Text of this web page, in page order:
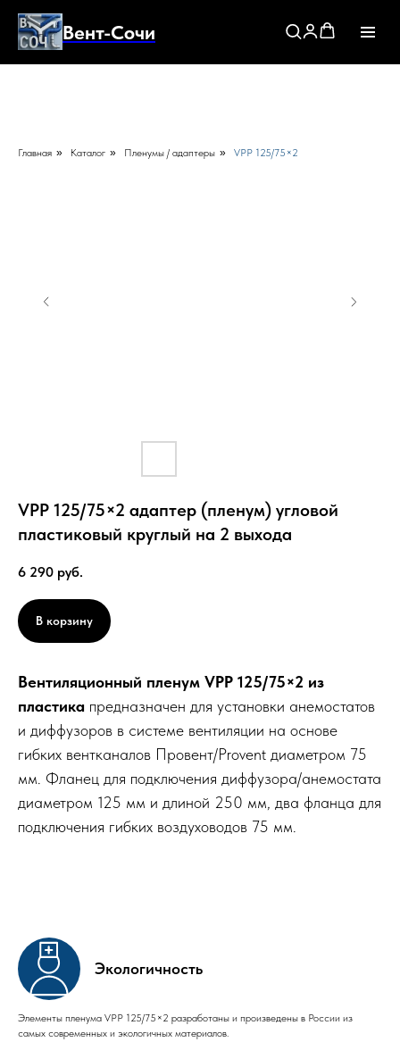
Вент-Сочи
Главная » Каталог » Пленумы / адаптеры » VPP 125/75×2
VPP 125/75×2 адаптер (пленум) угловой
пластиковый круглый на 2 выхода
6 290 руб.
В корзину
Вентиляционный пленум VPP 125/75×2 из
пластика предназначен для установки анемостатов
и диффузоров в системе вентиляции на основе
гибких вентканалов Провент/Provent диаметром 75
мм. Фланец для подключения диффузора/анемостата
диаметром 125 мм и длиной 250 мм, два фланца для
подключения гибких воздуховодов 75 мм.
Экологичность
Элементы пленума VPP 125/75×2 разработаны и произведены в России из
самых современных и экологичных материалов.